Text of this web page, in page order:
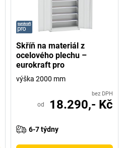
Skříň na materiál z
ocelového plechu –
eurokraft pro
výška 2000 mm
bez DPH
od 18.290,- Kč
6-7 týdny